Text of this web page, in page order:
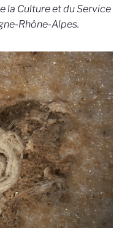
la Culture et du Service
Rhône-Alpes.